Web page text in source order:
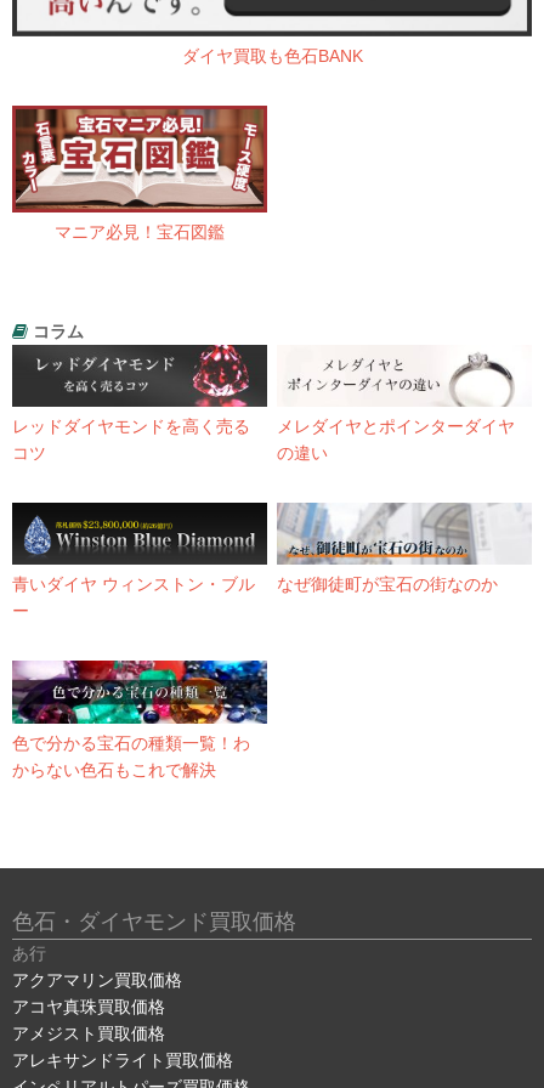
ダイヤ買取も色石BANK
マニア必見！宝石図鑑
コラム
レッドダイヤモンドを高く売る
コツ
メレダイヤとポインターダイヤ
の違い
青いダイヤ ウィンストン・ブル
ー
なぜ御徒町が宝石の街なのか
色で分かる宝石の種類一覧！わ
からない色石もこれで解決
色石・ダイヤモンド買取価格
あ行
アクアマリン買取価格
アコヤ真珠買取価格
アメジスト買取価格
アレキサンドライト買取価格